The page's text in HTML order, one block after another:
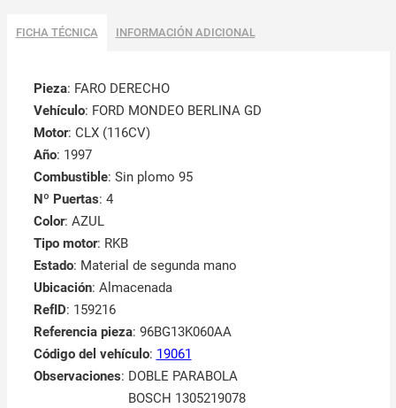
FICHA TÉCNICA INFORMACIÓN ADICIONAL
Pieza: FARO DERECHO
Vehículo: FORD MONDEO BERLINA GD
Motor: CLX (116CV)
Año: 1997
Combustible: Sin plomo 95
Nº Puertas: 4
Color: AZUL
Tipo motor: RKB
Estado: Material de segunda mano
Ubicación: Almacenada
RefID: 159216
Referencia pieza: 96BG13K060AA
Código del vehículo: 19061
Observaciones: DOBLE PARABOLA
BOSCH 1305219078